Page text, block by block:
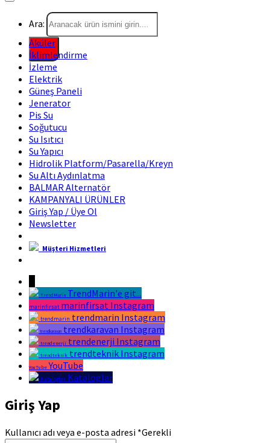
Ara:
Aküler
İklimlendirme
İzleme
Elektrik
Güneş Paneli
Jenerator
Pis Su
Soğutucu
Su Isıtıcı
Su Yapıcı
Hidrolik Platform/Pasarella/Kreyn
Su Altı Aydınlatma
BALMAR Alternatör
KAMPANYALI ÜRÜNLER
Giriş Yap / Üye Ol
Newsletter
Müşteri Hizmetleri
TrendMarin TrendMarin'e git...
marinfirsat marinfirsat Instagram
trendmarin trendmarin Instagram
trendkaravan trendkaravan Instagram
trendenerji trendenerji Instagram
trendteknik trendteknik Instagram
YouTube YouTube
Kataloglar Kataloglar
Giriş Yap
Kullanıcı adı veya e-posta adresi *Gerekli